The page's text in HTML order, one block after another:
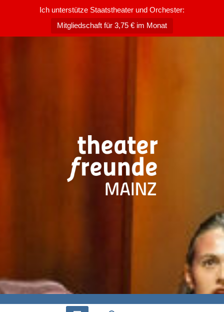
Ich unterstütze Staatstheater und Orchester:
Mitgliedschaft für 3,75 € im Monat